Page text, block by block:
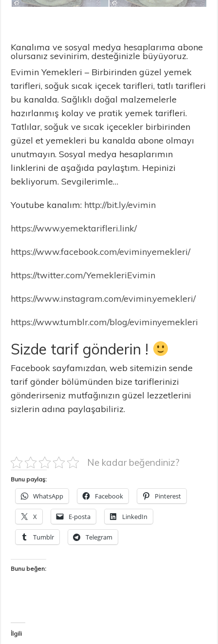
Kanalıma ve sosyal medya hesaplarıma abone
olursanız sevinirim, desteğinizle büyüyoruz.
Evimin Yemekleri – Birbirinden güzel yemek
tarifleri, soğuk sıcak içecek tarifleri, tatlı tarifleri
bu kanalda. Sağlıklı doğal malzemelerle
hazırlanmış kolay ve pratik yemek tarifleri.
Tatlılar, soğuk ve sıcak içecekler birbirinden
güzel et yemekleri bu kanalda abone olmayı
unutmayın. Sosyal medya hesaplarımın
linklerini de aşağıda paylaştım. Hepinizi
bekliyorum. Sevgilerimle…
Youtube kanalım: http://bit.ly/evimin
https://www.yemektarifleri.link/
https://www.facebook.com/eviminyemekleri/
https://twitter.com/YemekleriEvimin
https://www.instagram.com/evimin.yemekleri/
https://www.tumblr.com/blog/eviminyemekleri
Sizde tarif gönderin !
Facebook sayfamızdan, web sitemizin sende
tarif gönder bölümünden bize tariflerinizi
gönderirseniz mutfağınızın güzel lezzetlerini
sizlerin adına paylaşabiliriz.
Ne kadar beğendiniz?
Bunu paylaş:
WhatsApp Facebook Pinterest
X E-posta LinkedIn
Tumblr Telegram
Bunu beğen:
İlgili